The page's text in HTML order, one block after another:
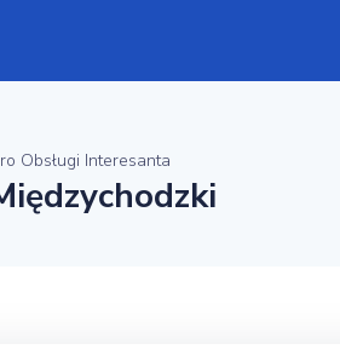
Obsługi Interesanta